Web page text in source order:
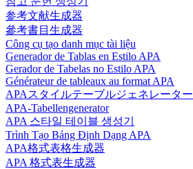
参考文献生成器
參考書目生成器
Công cụ tạo danh mục tài liệu
Generador de Tablas en Estilo APA
Gerador de Tabelas no Estilo APA
Générateur de tableaux au format APA
APAスタイルテーブルジェネレーター
APA-Tabellengenerator
APA 스타일 테이블 생성기
Trình Tạo Bảng Định Dạng APA
APA格式表格生成器
APA 格式表生成器